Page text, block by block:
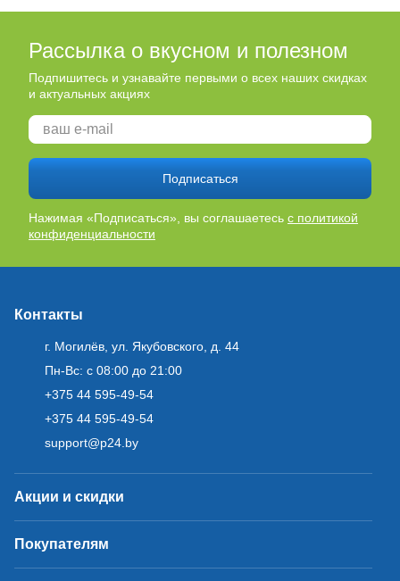
Рассылка о вкусном и полезном
Подпишитесь и узнавайте первыми о всех наших скидках
и актуальных акциях
Подписаться
Нажимая «Подписаться», вы соглашаетесь с политикой
конфиденциальности
Контакты
г. Могилёв, ул. Якубовского, д. 44
Пн-Вс: с 08:00 до 21:00
+375 44 595-49-54
+375 44 595-49-54
support@p24.by
Акции и скидки
Покупателям